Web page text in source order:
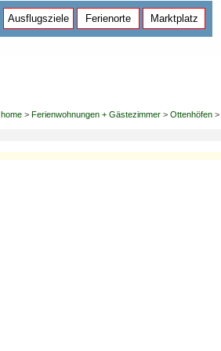
Ausflugsziele Ferienorte Marktplatz
home> Ferienwohnungen + Gästezimmer> Ottenhöfen>